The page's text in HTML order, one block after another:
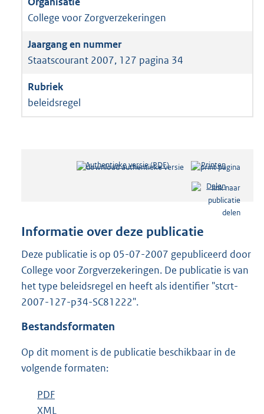
College voor Zorgverzekeringen
Staatscourant 2007, 127 pagina 34
beleidsregel
Authentieke versie (PDF)b
n
d
s
r
o
:
Printen
Delen
Informatie over deze publicatie
Deze publicatie is op 05-07-2007 gepubliceerd door
College voor Zorgverzekeringen. De publicatie is van
het type beleidsregel en heeft als identifier "stcrt-
2007-127-p34-SC81222".
Bestandsformaten
Op dit moment is de publicatie beschikbaar in de
volgende formaten:
D
o
PDF
e
D
XML